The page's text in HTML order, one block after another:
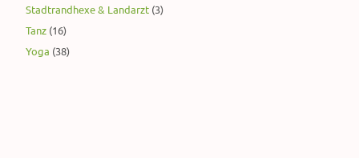
Stadtrandhexe & Landarzt (3)
Tanz (16)
Yoga (38)